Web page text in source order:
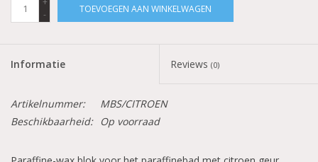
-
TOEVOEGEN AAN WINKELWAGEN
Informatie Reviews (0)
Artikelnummer:
MBS/CITROEN
Beschikbaarheid:
Op voorraad